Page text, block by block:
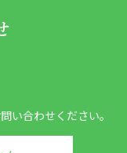
い合わせください。